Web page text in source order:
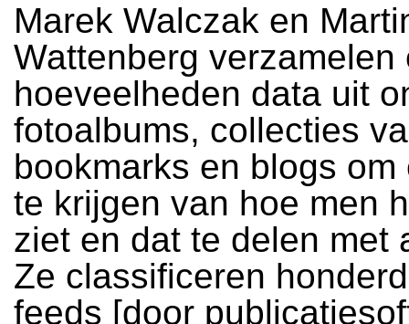
Marek Walczak en
Wattenberg verzamelen
hoeveelheden data uit
fotoalbums, collecties
bookmarks en blogs om
te krijgen van hoe men
ziet en dat te delen met
Ze classificeren
feeds [door